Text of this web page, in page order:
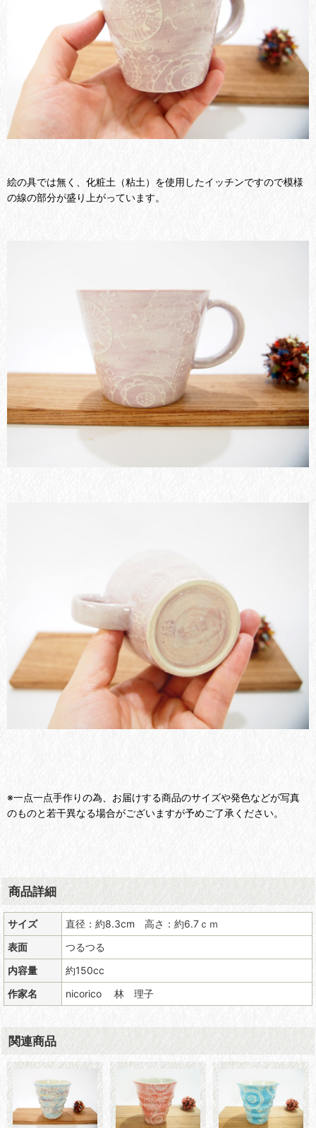
絵の具では無く、化粧土（粘土）を使用したイッチンですので模様
の線の部分が盛り上がっています。
※一点一点手作りの為、お届けする商品のサイズや発色などが写真
のものと若干異なる場合がございますが予めご了承ください。
商品詳細
サイズ
直径：約8.3cm 高さ：約6.7ｃｍ
表面
つるつる
内容量
約150cc
作家名
nicorico 林 理子
関連商品